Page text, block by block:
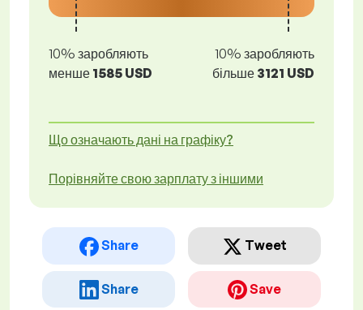
10% заробляють
менше 1585 USD
10% заробляють
більше 3121 USD
Що означають дані на графіку?
Порівняйте свою зарплату з іншими
Share Tweet
Share Save